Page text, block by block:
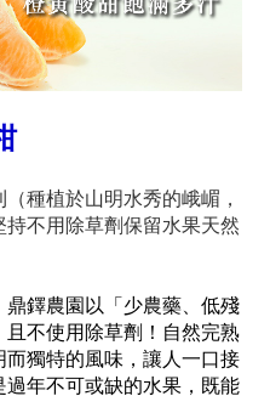
種植於山明水秀的峨嵋，
不用除草劑保留水果天然
鐸農園以「少農藥、低殘
不使用除草劑！自然完熟
獨特的風味，讓人一口接
年不可或缺的水果，既能